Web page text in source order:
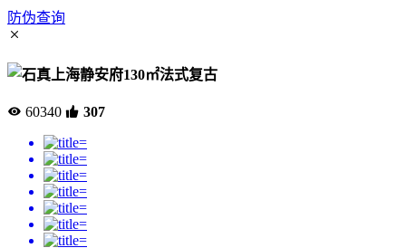
防伪查询
上海静安府130㎡法式复古
60340 307